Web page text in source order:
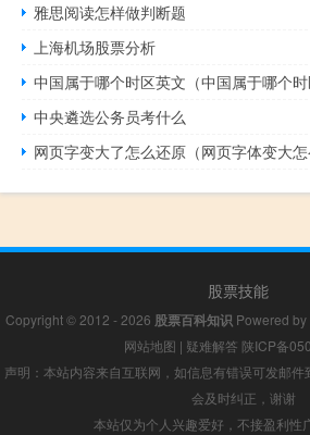
雅思阅读怎样做判断题
上海机场股票分析
中国属于哪个时区英文（中国属于哪个时
中央遴选公务员考什么
网页字变大了怎么还原（网页字体变大怎
股票技能
Copyright © 2012 - 2026 股票百科知识Powered by
网站地图 | 疑难解答 陕ICP备
声明：本站内容来自互联网，如信息有错误可发邮
会及时纠正，谢谢
本站仅为个人兴趣爱好，不接盈利性